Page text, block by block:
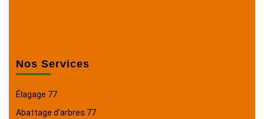
Nos Services
Élagage 77
Abattage d’arbres 77